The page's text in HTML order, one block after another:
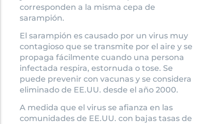
corresponden a la misma cepa de
sarampión.
El sarampión es causado por un virus muy
contagioso que se transmite por el aire y se
propaga fácilmente cuando una persona
infectada respira, estornuda o tose. Se
puede prevenir con vacunas y se considera
eliminado de EE.UU. desde el año 2000.
A medida que el virus se afianza en las
comunidades de EE.UU. con bajas tasas de